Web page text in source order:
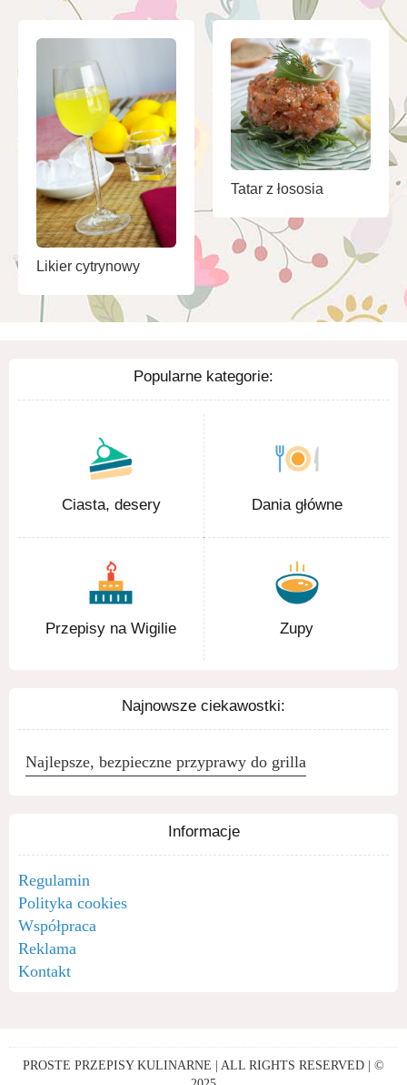
Likier cytrynowy
Tatar z łososia
Popularne kategorie:
Ciasta, desery Dania główne
Przepisy na Wigilie Zupy
Najnowsze ciekawostki:
Najlepsze, bezpieczne przyprawy do grilla
Informacje
Regulamin
Polityka cookies
Współpraca
Reklama
Kontakt
PROSTE PRZEPISY KULINARNE | ALL RIGHTS RESERVED | ©